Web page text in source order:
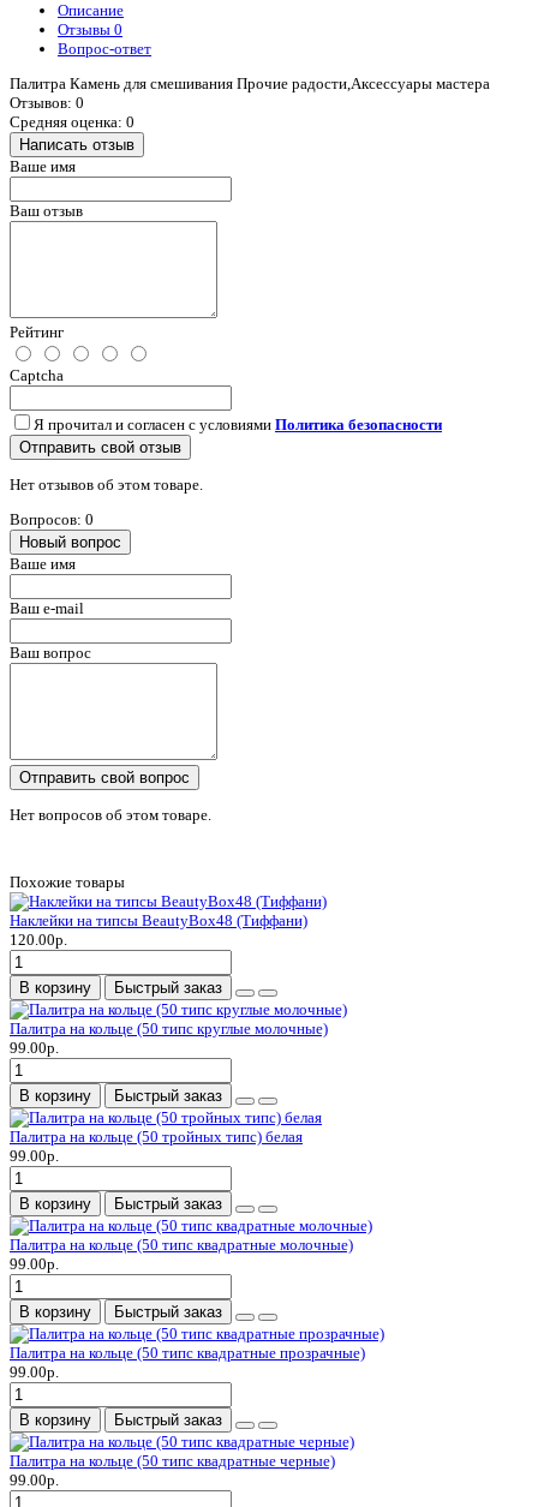
Описание
Отзывы 0
Вопрос-ответ
Палитра Камень для смешивания Прочие радости,Аксессуары мастера
Отзывов: 0
Средняя оценка: 0
Написать отзыв
Ваше имя
Ваш отзыв
Рейтинг
Captcha
Я прочитал и согласен с условиями Политика безопасности
Отправить свой отзыв
Нет отзывов об этом товаре.
Вопросов: 0
Новый вопрос
Ваше имя
Ваш e-mail
Ваш вопрос
Отправить свой вопрос
Нет вопросов об этом товаре.
Похожие товары
Наклейки на типсы BeautyBox48 (Тиффани)
120.00р.
В корзину Быстрый заказ
Палитра на кольце (50 типс круглые молочные)
99.00р.
В корзину Быстрый заказ
Палитра на кольце (50 тройных типс) белая
99.00р.
В корзину Быстрый заказ
Палитра на кольце (50 типс квадратные молочные)
99.00р.
В корзину Быстрый заказ
Палитра на кольце (50 типс квадратные прозрачные)
99.00р.
В корзину Быстрый заказ
Палитра на кольце (50 типс квадратные черные)
99.00р.